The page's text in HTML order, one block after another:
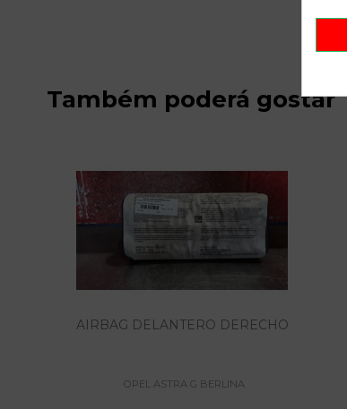
Também poderá gostar
AIRBAG DELANTERO DERECHO
OPEL ASTRA G BERLINA